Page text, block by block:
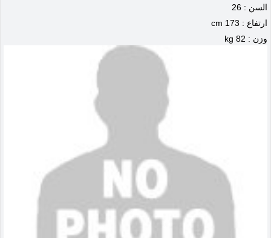
السن : 26
ارتفاع : 173 cm
وزن : 82 kg